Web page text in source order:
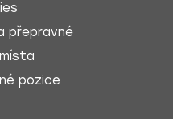
přepravné
pozice